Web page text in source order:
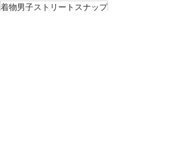
着物男子ストリートスナップ